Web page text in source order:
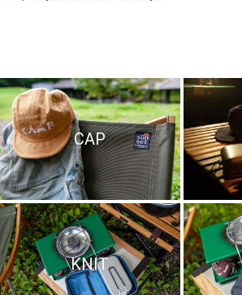
CAP
KNIT